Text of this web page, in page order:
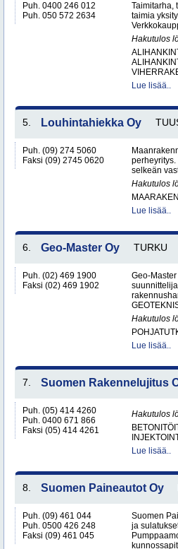
Puh. 0400 246 012
Puh. 050 572 2634
Taimitarha,
taimia
Hakutulos
Lue lisää..
5. Louhintahiekka Oy
Puh. (09) 274 5060
Faksi (09) 2745 0620
selkeän
Hakutulos
Lue lisää..
6. Geo-Master Oy TURKU
Puh. (02) 469 1900
Faksi (02) 469 1902
Geo-
Hakutulos
Lue lisää..
7. Suomen Rakennelujitus
Puh. (05) 414 4260
Puh. 0400 671 866
Faksi (05) 414 4261
Hakutulos
Lue lisää..
8. Suomen Paineautot Oy
Puh. (09) 461 044
Puh. 0500 426 248
Faksi (09) 461 045
Suomen
ja